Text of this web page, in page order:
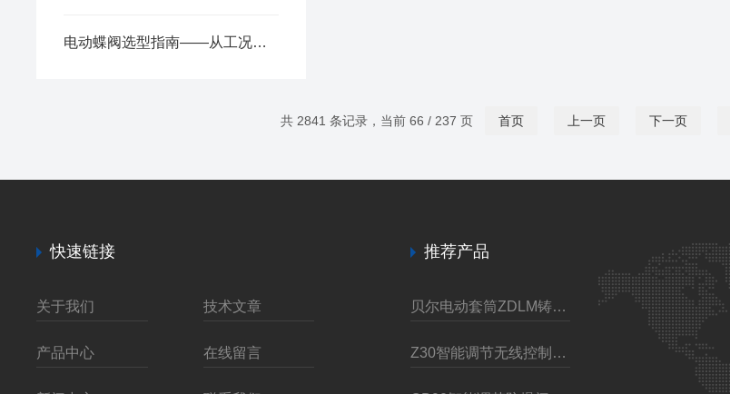
电动蝶阀选型指南——从工况到执行器，一篇读懂关键参数
共 2841 条记录，当前 66 / 237 页 首页 上一页 下一页
快速链接
关于我们 技术文章
产品中心 在线留言
推荐产品
贝尔电动套筒ZDLM铸钢调节阀
Z30智能调节无线控制电动装置